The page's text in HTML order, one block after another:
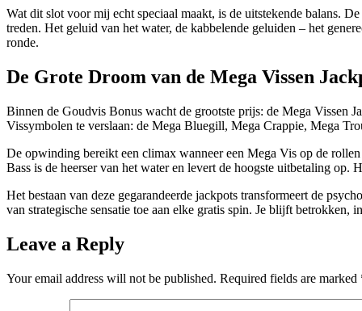
Wat dit slot voor mij echt speciaal maakt, is de uitstekende balans.
treden. Het geluid van het water, de kabbelende geluiden – het
ronde.
De Grote Droom van de Mega Vissen
Binnen de Goudvis Bonus wacht de grootste prijs: de Mega Vissen
Vissymbolen te verslaan: de Mega Bluegill, Mega Crappie, Mega
De opwinding bereikt een climax wanneer een Mega Vis op de
Bass is de heerser van het water en levert de hoogste uitbetaling op.
Het bestaan van deze gegarandeerde jackpots transformeert de
van strategische sensatie toe aan elke gratis spin. Je blijft betrokken,
Leave a Reply
Your email address will not be published. Required fields are marked